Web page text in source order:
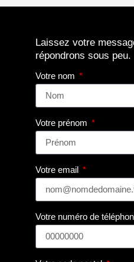
Laissez votre
répondrons sous peu.
Votre nom
Votre prénom
Votre email
Votre numéro de